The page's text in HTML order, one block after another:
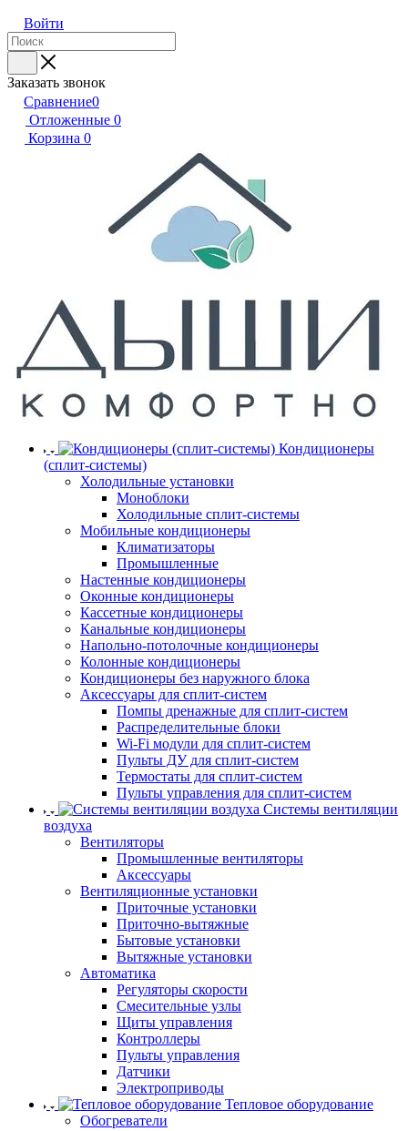
Войти
Заказать звонок
Сравнение0
Отложенные 0
Корзина 0
Кондиционеры
(сплит-системы)
Холодильные установки
Моноблоки
Холодильные сплит-системы
Мобильные кондиционеры
Климатизаторы
Промышленные
Настенные кондиционеры
Оконные кондиционеры
Кассетные кондиционеры
Канальные кондиционеры
Напольно-потолочные кондиционеры
Колонные кондиционеры
Кондиционеры без наружного блока
Аксессуары для сплит-систем
Помпы дренажные для сплит-систем
Распределительные блоки
Wi-Fi модули для сплит-систем
Пульты ДУ для сплит-систем
Термостаты для сплит-систем
Пульты управления для сплит-систем
Системы вентиляции
воздуха
Вентиляторы
Промышленные вентиляторы
Аксессуары
Вентиляционные установки
Приточные установки
Приточно-вытяжные
Бытовые установки
Вытяжные установки
Автоматика
Регуляторы скорости
Смесительные узлы
Щиты управления
Контроллеры
Пульты управления
Датчики
Электроприводы
Тепловое оборудование
Обогреватели